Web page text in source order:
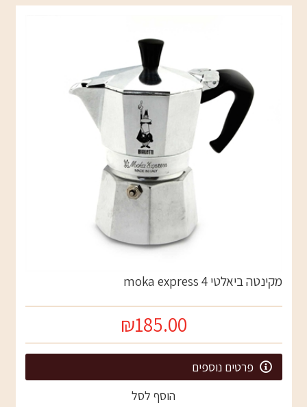
מקינטה ביאלטי 4 moka express
₪185.00
פרטים נוספים
הוסף לסל